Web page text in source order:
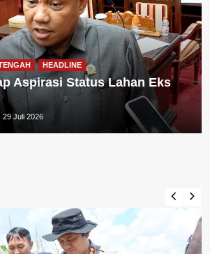
HEADLINE
Aspirasi Status Lahan Eks
29 Juli 2026